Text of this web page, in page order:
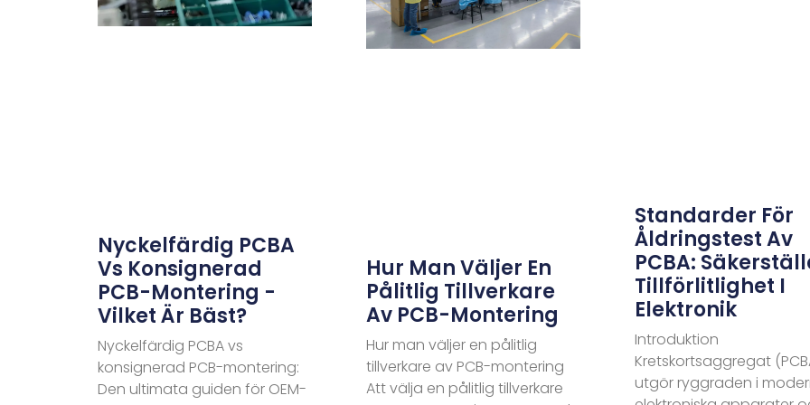
Nyckelfärdig PCBA
Vs Konsignerad
PCB-Montering -
Vilket Är Bäst?
Nyckelfärdig PCBA vs
konsignerad PCB-montering:
Den ultimata guiden för OEM-
Hur Man Väljer En
Pålitlig Tillverkare
Av PCB-Montering
Hur man väljer en pålitlig
tillverkare av PCB-montering
Att välja en pålitlig tillverkare
Standarder För
Åldringstest Av
PCBA:
Tillförlitlighet I
Elektronik
Introduktion
Kretskortsaggregat
utgör ryggraden i